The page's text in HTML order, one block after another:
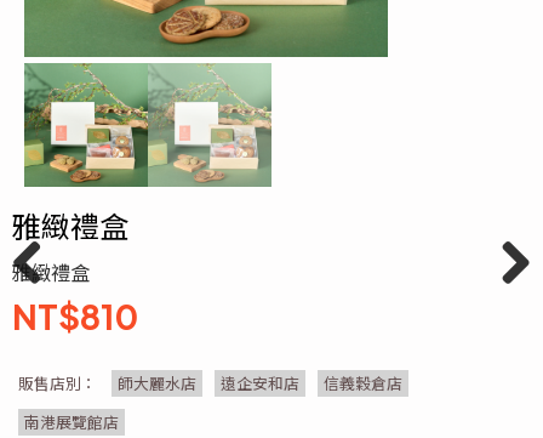
Previ
ous
雅緻禮盒
雅緻禮盒
NT$810
販售店別： 師大麗水店 遠企安和店
信義穀倉店
南港展覽館店